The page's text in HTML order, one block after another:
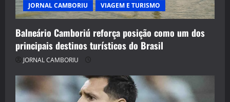
JORNAL CAMBORIU VIAGEM E TURISMO
Balneário Camboriú reforça posição como um dos
principais destinos turísticos do Brasil
JORNAL CAMBORIU